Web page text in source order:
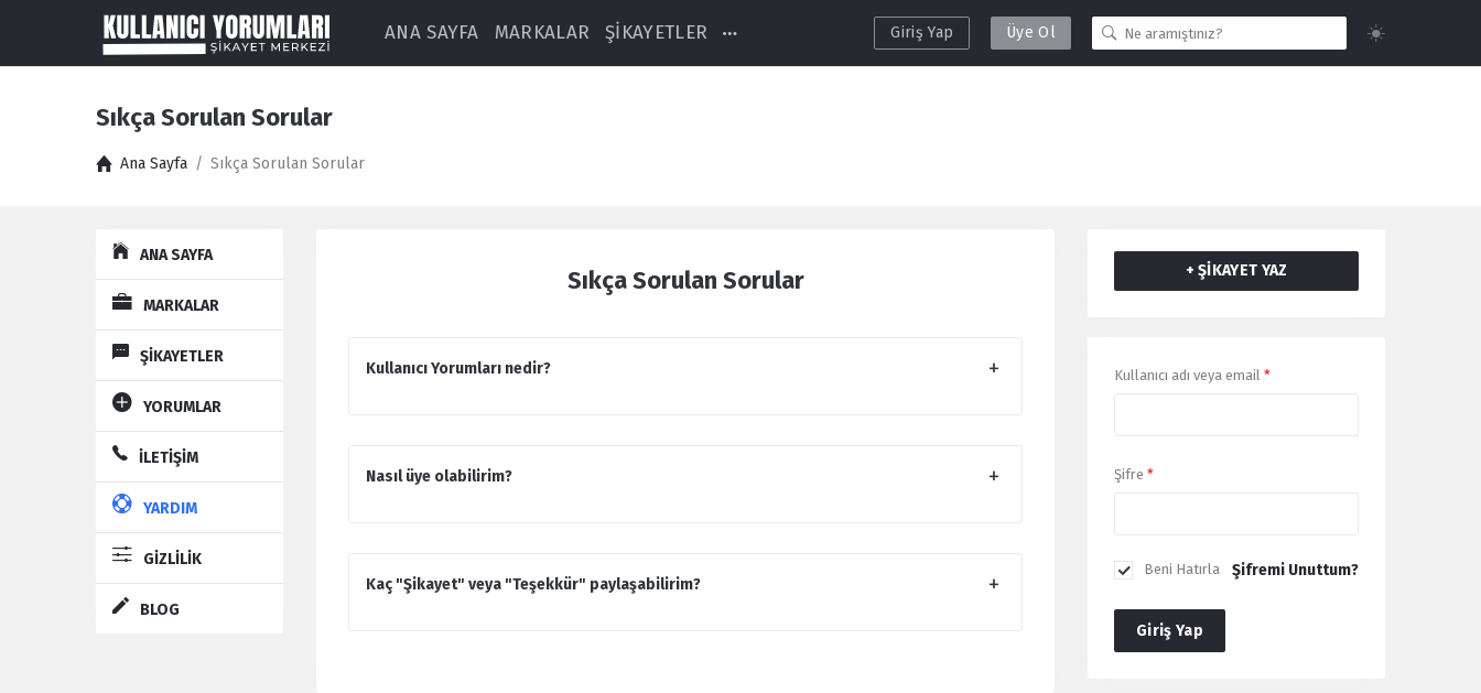
ANA SAYFA MARKALAR ŞİKAYETLER Giriş Yap Üye Ol
Sıkça Sorulan Sorular
Ana Sayfa / Sıkça Sorulan Sorular
ExploreANA SAYFA
MARKALAR
ŞİKAYETLER
YORUMLAR
İLETİŞİM
YARDIM
GİZLİLİK
BLOG
Sıkça Sorulan Sorular
Kullanıcı Yorumları nedir?
Nasıl üye olabilirim?
Kaç "Şikayet" veya "Teşekkür" paylaşabilirim?
+ ŞİKAYET YAZ
Giriş
Kullanıcı adı veya email *
Şifre *
Beni Hatırla Şifremi Unuttum?
Giriş Yap